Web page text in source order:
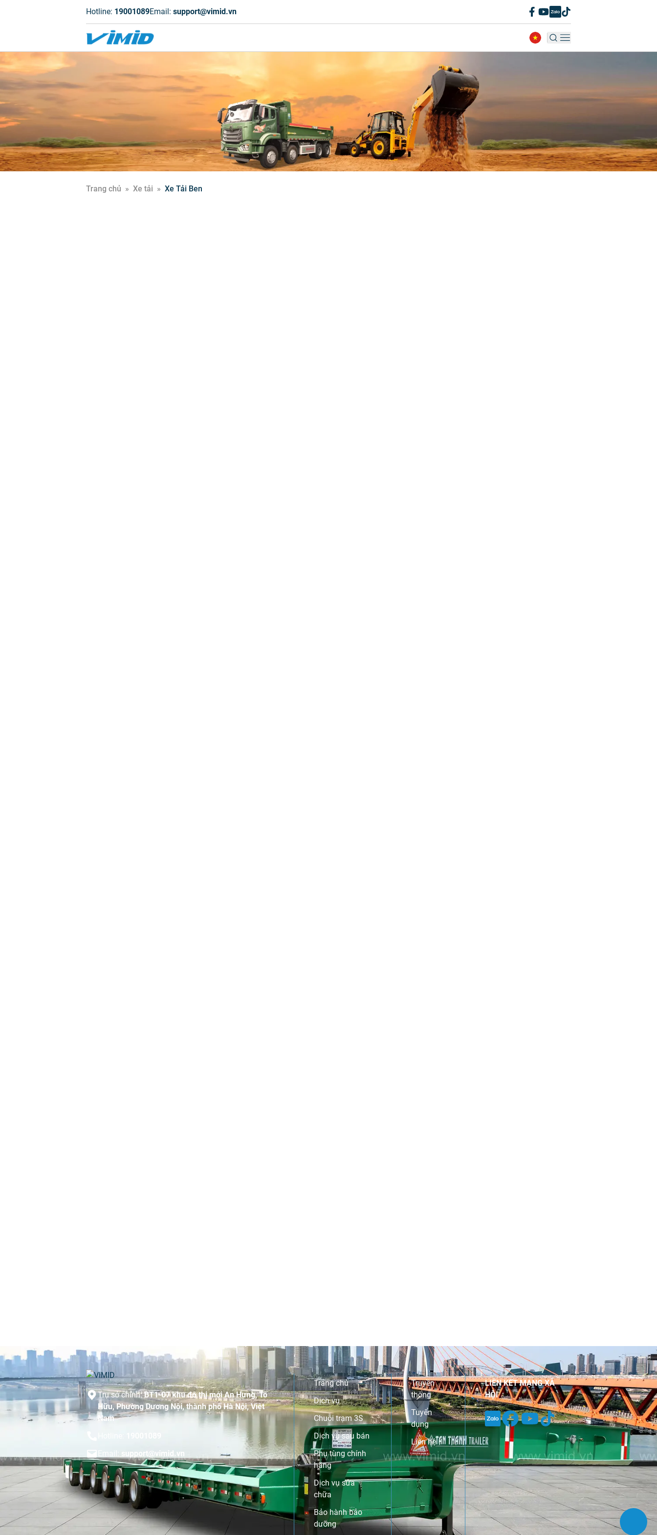
Hotline: 19001089Email: support@vimid.vn
Trang chủ » Xe tải » Xe Tải Ben
Trụ sở chính:BT1-07 khu đô thị mới An Hưng, Tố
Hữu, Phường Dương Nội, thành phố Hà Nội, Việt
Nam
Email: support@vimid.vn
Trang chủ
Dịch vụ
Chuỗi trạm 3S
Dịch vụ sau bán
Phụ tùng chính
hãng
Dịch vụ sửa
chữa
Bảo hành bảo
dưỡng
Truyền
thông
Tuyển
dụng
Liên hệ
LIÊN KẾT MẠNG XÃ
HỘI